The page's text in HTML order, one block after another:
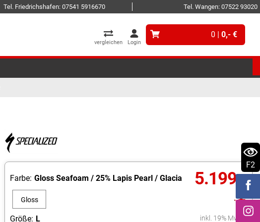
Tel. Friedrichshafen: 07541 5916670 Tel. Wangen: 07522 93020
vergleichen Login
0 | 0,- €
5.199,-
€
inkl. 19% MwSt.
Farbe: Gloss Seafoam / 25% Lapis Pearl / Glacia
Gloss
Größe: L
F2